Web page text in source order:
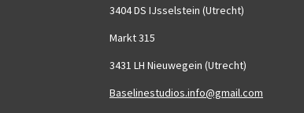
3404 DS IJsselstein (Utrecht)
Markt 315
3431 LH Nieuwegein (Utrecht)
Baselinestudios.info@gmail.com